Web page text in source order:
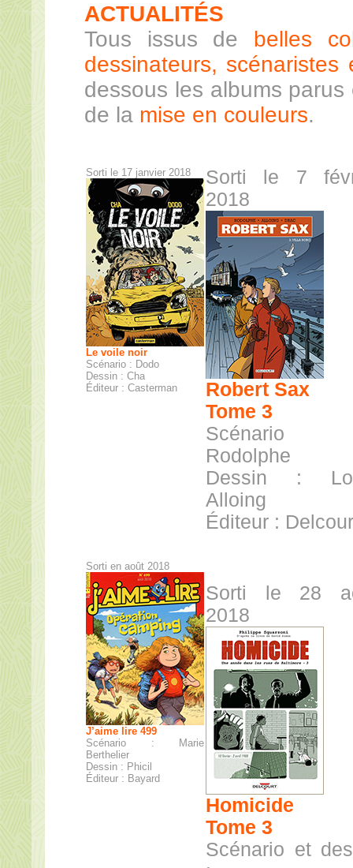
ACTUALITÉS
Tous issus de belles
dessinateurs, scénaristes
dessous les albums
de la mise en couleurs.
Sorti le 17 janvier 2018
Le voile noir
Scénario : Dodo
Dessin : Cha
Éditeur : Casterman
Sorti le 7
2018
Robert Sax
Tome 3
Rodolphe
Dessin :
Alloing
Éditeur :
Sorti en août 2018
J’aime lire 499
Scénario : Marie
Berthelier
Dessin : Phicil
Éditeur : Bayard
Sorti le 28
2018
Homicide
Tome 3
Scénario et